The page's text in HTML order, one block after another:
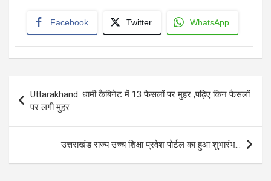
Facebook Twitter WhatsApp
navigation
Uttarakhand: धामी कैबिनेट में 13 फैसलों पर मुहर ,पढ़िए किन फैसलों
पर लगी मुहर
उत्तराखंड राज्य उच्च शिक्षा प्रवेश पोर्टल का हुआ शुभारंभ…